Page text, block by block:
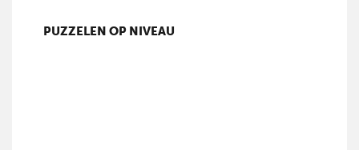
PUZZELEN OP NIVEAU